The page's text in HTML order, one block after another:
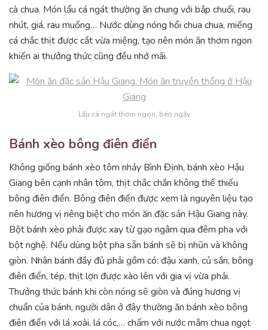
cà chua. Món lẩu cá ngát thường ăn chung với bắp chuối, rau
nhút, giá, rau muống… Nước dùng nóng hổi chua chua, miếng
cá chắc thịt được cắt vừa miệng, tạo nên món ăn thơm ngon
khiến ai thưởng thức cũng đều nhớ mãi.
Lẩu cá ngát thơm ngon, béo ngậy
Bánh xèo bông điên điển
Không giống bánh xèo tôm nhảy Bình Định, bánh xèo Hậu
Giang bên cạnh nhân tôm, thịt chắc chắn không thể thiếu
bông điên điển. Bông điên điển được xem là nguyên liệu tạo
nên hương vị riêng biệt cho món ăn đặc sản Hậu Giang này.
Bột bánh xèo phải được xay từ gạo ngâm qua đêm pha với
bột nghệ. Nếu dùng bột pha sẵn bánh sẽ bị nhũn và không
giòn. Nhân bánh đầy đủ phải gồm có: đậu xanh, củ sắn, bông
điên điển, tép, thịt lợn được xào lên với gia vị vừa phải.
Thưởng thức bánh khi còn nóng sẽ giòn và đúng hương vị
chuẩn của bánh, người dân ở đây thường ăn bánh xèo bông
điên điển với lá xoài, lá cóc,… chấm với nước mắm chua ngọt